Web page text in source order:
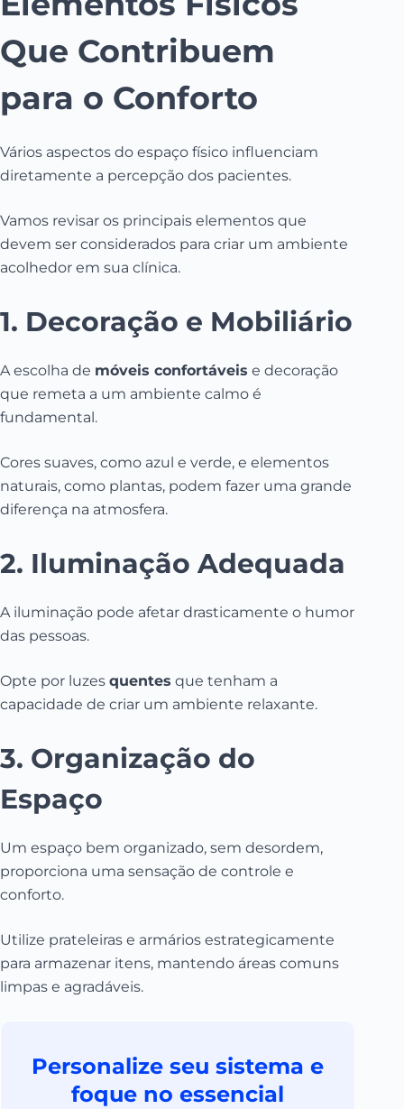
Que Contribuem
para o Conforto
Vários aspectos do espaço físico influenciam
diretamente a percepção dos pacientes.
Vamos revisar os principais elementos que
devem ser considerados para criar um ambiente
acolhedor em sua clínica.
1. Decoração e Mobiliário
A escolha de móveis confortáveis e decoração
que remeta a um ambiente calmo é
fundamental.
Cores suaves, como azul e verde, e elementos
naturais, como plantas, podem fazer uma grande
diferença na atmosfera.
2. Iluminação Adequada
A iluminação pode afetar drasticamente o humor
das pessoas.
Opte por luzes quentes que tenham a
capacidade de criar um ambiente relaxante.
3. Organização do
Espaço
Um espaço bem organizado, sem desordem,
proporciona uma sensação de controle e
conforto.
Utilize prateleiras e armários estrategicamente
para armazenar itens, mantendo áreas comuns
limpas e agradáveis.
Personalize seu sistema e
foque no essencial